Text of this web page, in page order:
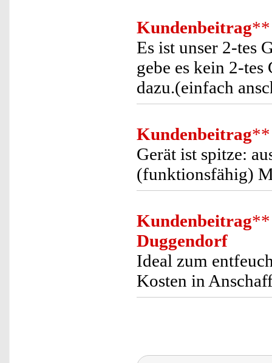
Kundenbeitrag**
Es ist unser 2-tes
gebe es kein 2-
dazu.(einfach
Kundenbeitrag**
Gerät ist spitze:
(funktionsfähig)
Kundenbeitrag**
Duggendorf
Ideal zum
Kosten in